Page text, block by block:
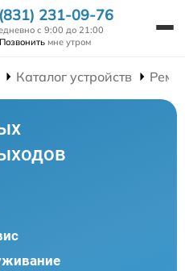
231-09-76
с 9:00 до 21:00
Позвонить мне утром
Каталог устройств